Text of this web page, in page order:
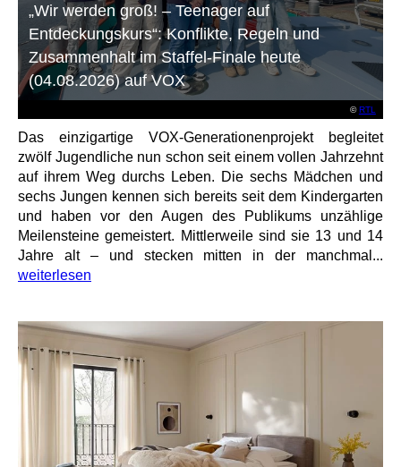
©RTL
„Wir werden groß! – Teenager auf
Entdeckungskurs“: Konflikte, Regeln und
Zusammenhalt im Staffel-Finale heute
(04.08.2026) auf VOX
Das einzigartige VOX-Generationenprojekt begleitet
zwölf Jugendliche nun schon seit einem vollen Jahrzehnt
auf ihrem Weg durchs Leben. Die sechs Mädchen und
sechs Jungen kennen sich bereits seit dem Kindergarten
und haben vor den Augen des Publikums unzählige
Meilensteine gemeistert. Mittlerweile sind sie 13 und 14
Jahre alt – und stecken mitten in der manchmal...
weiterlesen